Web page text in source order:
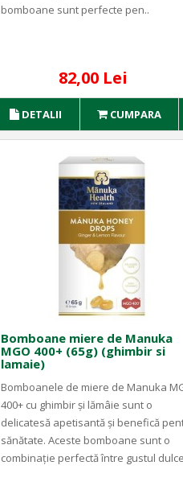
bomboane sunt perfecte pen..
82,00 Lei
DETALII CUMPARA
Bomboane miere de Manuka
MGO 400+ (65g) (ghimbir si
lamaie)
Bomboanele de miere de Manuka
400+ cu ghimbir și lămâie sunt o
delicatesă apetisantă și benefică
sănătate. Aceste bomboane sunt o
combinație perfectă între gustul